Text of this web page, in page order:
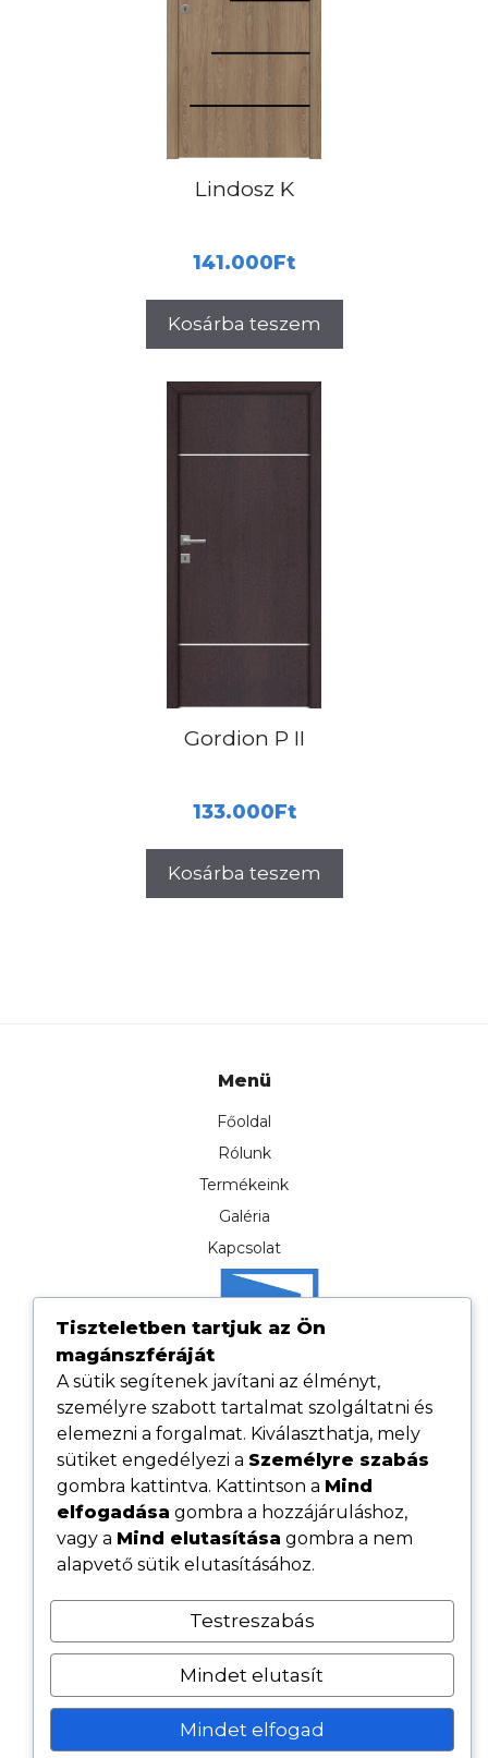
Lindosz K
141.000Ft
Kosárba teszem
Gordion P II
133.000Ft
Kosárba teszem
Menü
Főoldal
Rólunk
Termékeink
Galéria
Kapcsolat
Hasznos linkek
Adatvédelmi tájékoztató
Cookie tájékoztató
Kövess minket közösségi oldalainkon
Tiszteletben tartjuk az Ön
magánszféráját
A sütik segítenek javítani az élményt,
személyre szabott tartalmat szolgáltatni és
elemezni a forgalmat. Kiválaszthatja, mely
sütiket engedélyezi a Személyre szabás
gombra kattintva. Kattintson a Mind
elfogadása gombra a hozzájáruláshoz,
vagy a Mind elutasítása gombra a nem
alapvető sütik elutasításához.
Testreszabás
Mindet elutasít
Mindet elfogad